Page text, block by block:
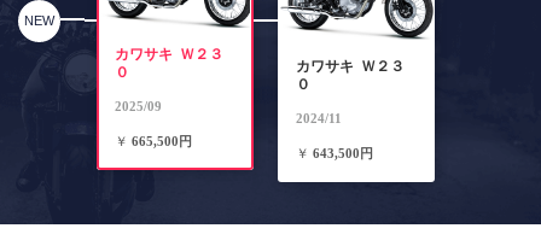
NEW
カワサキ Ｗ２３
０
2025/09
￥ 665,500円
カワサキ Ｗ２３
０
2024/11
￥ 643,500円